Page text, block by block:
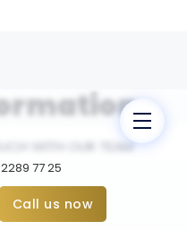
WITH OUR TEAM
77 25
Call us now